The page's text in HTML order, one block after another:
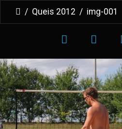
Queis 2012 img-001